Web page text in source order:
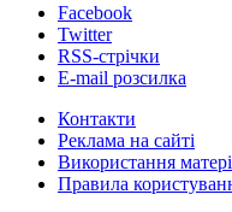
Facebook
Twitter
RSS-стрічки
E-mail розсилка
Контакти
Реклама на сайті
Використання
Правила